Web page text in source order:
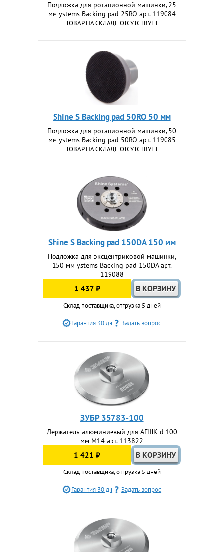
Подложка для ротационной машинки, 25
мм ystems Backing pad 25RO арт. 119084
ТОВАР НА СКЛАДЕ ОТСУТСТВУЕТ
Shine S Backing pad 50RO 50 мм
Подложка для ротационной машинки, 50
мм ystems Backing pad 50RO арт. 119085
ТОВАР НА СКЛАДЕ ОТСУТСТВУЕТ
Shine S Backing pad 150DA 150 мм
Подложка для эксцентриковой машинки,
150 мм ystems Backing pad 150DA арт.
119088
1 437 ₽
Склад поставщика, отгрузка 5 дней
Гарантия 30 дн Задать вопрос
ЗУБР 35783-100
Держатель алюминиевый для АГШК d 100
мм М14 арт. 113822
1 421 ₽
Склад поставщика, отгрузка 5 дней
Гарантия 30 дн Задать вопрос